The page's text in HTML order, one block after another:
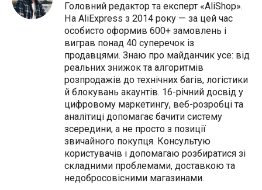
Головний редактор та експерт «AliShop».
На AliExpress з 2014 року — за цей час
особисто оформив 600+ замовлень і
виграв понад 40 суперечок із
продавцями. Знаю про майданчик усе: від
реальних знижок та алгоритмів
розпродажів до технічних багів, логістики
й блокувань акаунтів. 16-річний досвід у
цифровому маркетингу, веб-розробці та
аналітиці допомагає бачити систему
зсередини, а не просто з позиції
звичайного покупця. Консультую
користувачів і допомагаю розбиратися зі
складними проблемами, доставкою та
недобросовісними магазинами.